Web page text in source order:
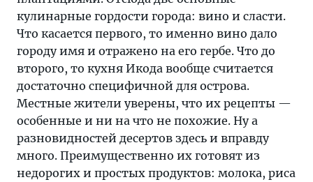
кулинарные гордости города: вино и сласти.
Что касается первого, то именно вино дало
городу имя и отражено на его гербе. Что до
второго, то кухня Икода вообще считается
достаточно специфичной для острова.
Местные жители уверены, что их рецепты —
особенные и ни на что не похожие. Ну а
разновидностей десертов здесь и вправду
много. Преимущественно их готовят из
недорогих и простых продуктов: молока, риса